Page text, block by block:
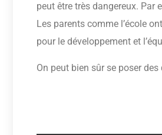
peut être très dangereux. Par
Les parents comme l’école
pour le développement et
On peut bien sûr se poser